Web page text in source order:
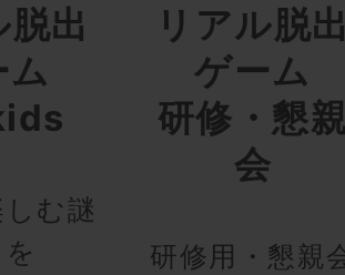
脱出
む謎
リアル脱
ゲーム
研修・懇
会
研修用・懇親